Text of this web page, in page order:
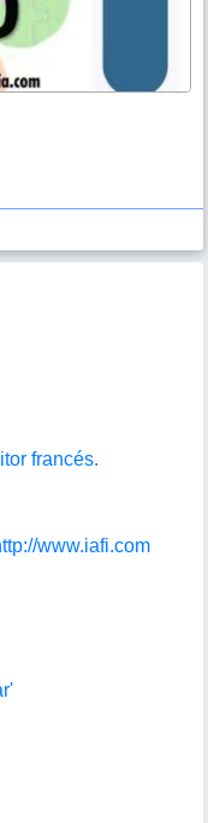
francés.
www.iafi.com